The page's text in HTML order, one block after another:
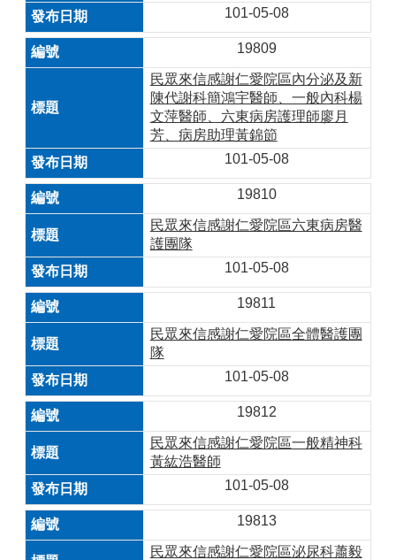
101-05-08
19809
民眾來信感謝仁愛院區內分泌及新
陳代謝科簡鴻宇醫師、一般內科楊
文萍醫師、六東病房護理師廖月
芳、病房助理黃錦節
101-05-08
19810
民眾來信感謝仁愛院區六東病房醫
護團隊
101-05-08
19811
民眾來信感謝仁愛院區全體醫護團
隊
101-05-08
19812
民眾來信感謝仁愛院區一般精神科
黃紘浩醫師
101-05-08
19813
民眾來信感謝仁愛院區泌尿科蕭毅